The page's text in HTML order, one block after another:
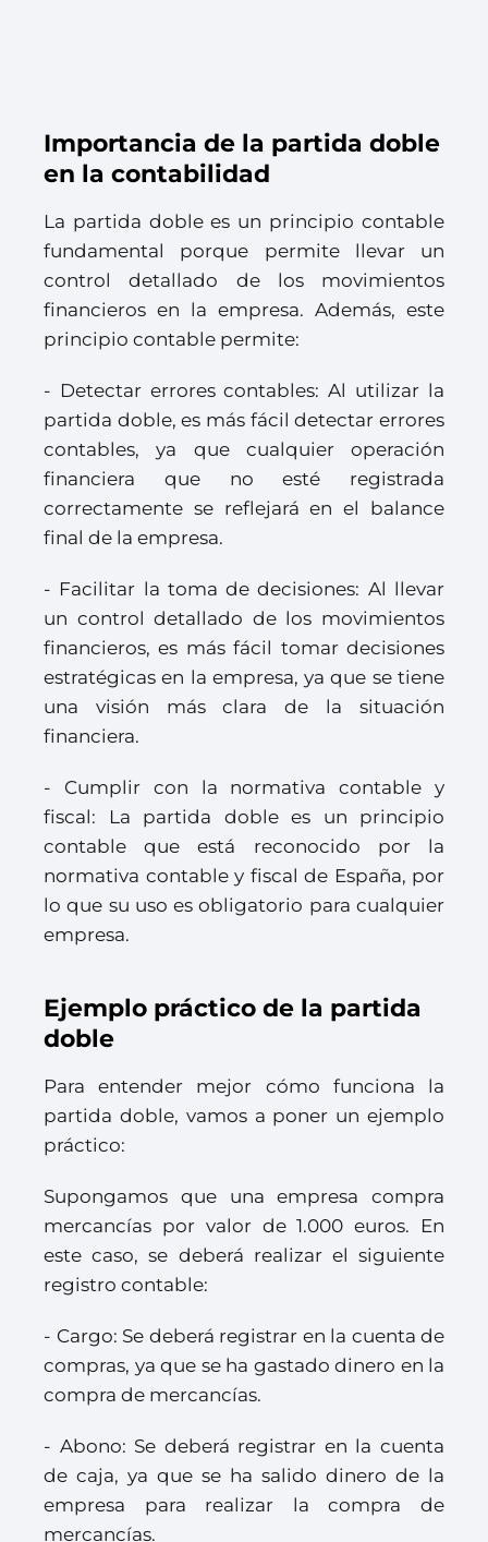
Importancia de la partida doble
en la contabilidad
La partida doble es un principio contable
fundamental porque permite llevar un
control detallado de los movimientos
financieros en la empresa. Además, este
principio contable permite:
- Detectar errores contables: Al utilizar la
partida doble, es más fácil detectar errores
contables, ya que cualquier operación
financiera que no esté registrada
correctamente se reflejará en el balance
final de la empresa.
- Facilitar la toma de decisiones: Al llevar
un control detallado de los movimientos
financieros, es más fácil tomar decisiones
estratégicas en la empresa, ya que se tiene
una visión más clara de la situación
financiera.
- Cumplir con la normativa contable y
fiscal: La partida doble es un principio
contable que está reconocido por la
normativa contable y fiscal de España, por
lo que su uso es obligatorio para cualquier
empresa.
Ejemplo práctico de la partida
doble
Para entender mejor cómo funciona la
partida doble, vamos a poner un ejemplo
práctico:
Supongamos que una empresa compra
mercancías por valor de 1.000 euros. En
este caso, se deberá realizar el siguiente
registro contable:
- Cargo: Se deberá registrar en la cuenta de
compras, ya que se ha gastado dinero en la
compra de mercancías.
- Abono: Se deberá registrar en la cuenta
de caja, ya que se ha salido dinero de la
empresa para realizar la compra de
mercancías.